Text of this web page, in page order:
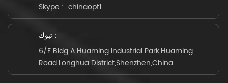
Skype : chinaopt1
تبوك :
6/F Bldg A,Huaming Industrial Park,Huaming
Road,Longhua District,Shenzhen,China.